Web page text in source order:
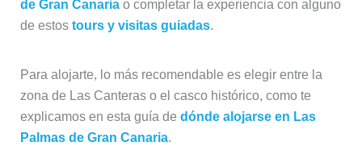
de Gran Canariao completar la experiencia con alguno
de estos tours y visitas guiadas.
Para alojarte, lo más recomendable es elegir entre la
zona de Las Canteras o el casco histórico, como te
explicamos en esta guía de dónde alojarse en Las
Palmas de Gran Canaria.